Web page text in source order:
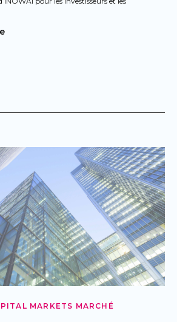
MARKETS MARCHÉ